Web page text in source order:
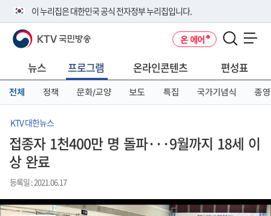
이 누리집은 대한민국 공식 전자정부 누리집입니다.
공식 누리집 주소 확인하기
니다.
이밖에 or.kr 또는 .kr등 다른 도메인 주소를 사용하고 있다면 아래 URL에
서 도메인 주소를 확인해 보세요
KTV 국민방송 온 에어
뉴스 프로그램 온라인콘텐츠 편성표
전체 정책 문화/교양 보도 특집 국가기념식 종영
KTV 대한뉴스
접종자 1천400만 명 돌파···9월까지 18세 이
상 완료
등록일 : 2021.06.17